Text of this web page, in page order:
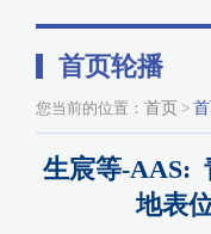
首页轮播
您当前的位置： 首页 >
生宸等-AAS:
地表